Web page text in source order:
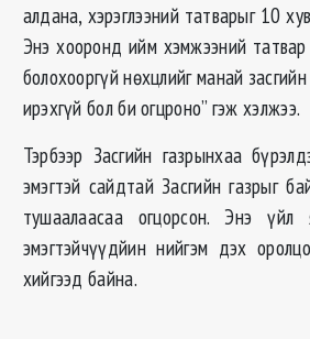
алдана, хэрэглээний татварыг 10
Энэ хооронд ийм хэмжээний
болохооргүй нөхцлийг манай
ирэхгүй бол би огцроно” гэж хэлжээ.
Тэрбээр Засгийн газрынхаа
эмэгтэй сайдтай Засгийн газрыг
тушаалаасаа огцорсон. Энэ
эмэгтэйчүүдйин нийгэм дэх
хийгээд байна.